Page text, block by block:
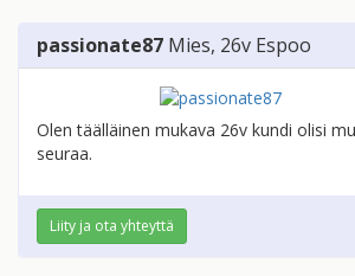
passionate87 Mies, 26v Espoo
Olen täälläinen mukava 26v kundi olisi
seuraa.
Liity ja ota yhteyttä